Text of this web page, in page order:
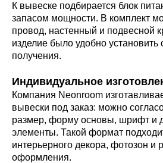
К вывеске подбирается блок
запасом мощности. В комплект
провод, настенный и подвесной
изделие было удобно установить
получения.
Индивидуальное
Компания Neonroom
вывески под заказ: можно
размер, форму основы, шрифт и
элементы. Такой формат
интерьерного декора, фотозон и
оформления.